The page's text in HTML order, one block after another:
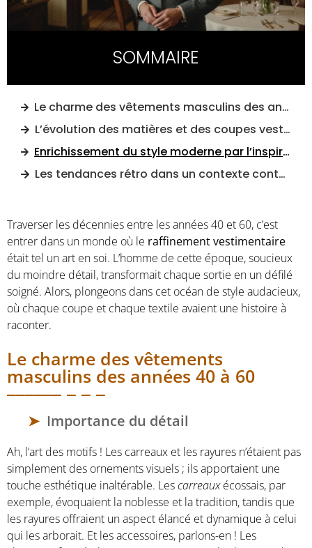
SOMMAIRE
Le charme des vêtements masculins des années 40 à 60
L’évolution des matières et des coupes vestimentaires
Enrichissement du style moderne par l’inspiration vintage
Les tendances rétro dans un contexte contemporain
Traverser les décennies entre les années 40 et 60, c’est
entrer dans un monde où le raffinement vestimentaire
était tel un art en soi. L’homme de cette époque, soucieux
du moindre détail, transformait chaque sortie en un défilé
soigné. Alors, plongeons dans cet océan de style audacieux,
où chaque coupe et chaque textile avaient une histoire à
raconter.
Le charme des vêtements
masculins des années 40 à 60
Importance du détail
Ah, l’art des motifs ! Les carreaux et les rayures n’étaient pas
simplement des ornements visuels ; ils apportaient une
touche esthétique inaltérable. Lescarreauxécossais, par
exemple, évoquaient la noblesse et la tradition, tandis que
les rayures offraient un aspect élancé et dynamique à celui
qui les arborait. Et les accessoires, parlons-en ! Les